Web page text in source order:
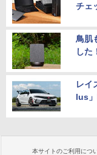
チェ
鳥肌
した
レイ
lus
本サイトのご利用につ